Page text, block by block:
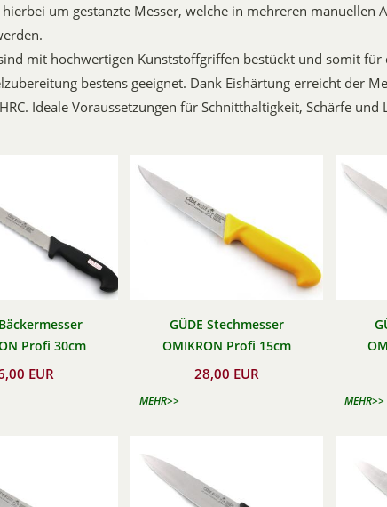
um gestanzte Messer, welche in mehreren manuellen
mit hochwertigen Kunststoffgriffen bestückt und somit für
bestens geeignet. Dank Eishärtung erreicht der
Ideale Voraussetzungen für Schnitthaltigkeit, Schärfe und
Profi 30cm
EUR
GÜDE Stechmesser
OMIKRON Profi 15cm
28,00 EUR
MEHR>> MEHR>>